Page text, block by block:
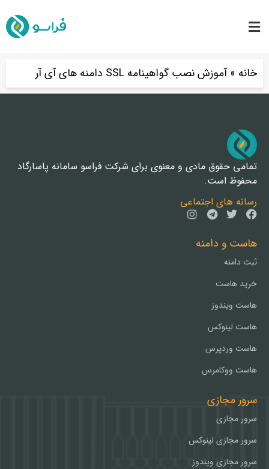
خانه »آموزش نصب گواهینامه SSL دامنه های آی آر
تمامی حقوق مادی و معنوی برای شرکت فراسو سامانه پاسارگاد
محفوظ است.
رسانه های اجتماعی
هاست و دامنه
ثبت دامنه
خرید هاست
هاست ویندوز
هاست لینوکس
هاست وردپرس
هاست ووکامرس
سرور مجازی
سرور مجازی
سرور مجازی لینوکس
سرور مجازی ویندوز